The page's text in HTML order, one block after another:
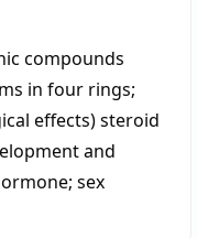
compounds
in four rings;
effects)steroid
and
; sex